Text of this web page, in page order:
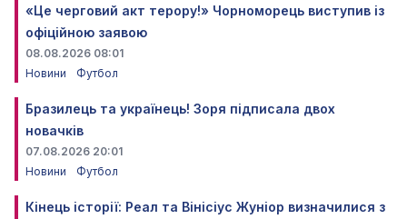
«Це черговий акт терору!» Чорноморець виступив із
офіційною заявою
08.08.2026 08:01
Новини
Футбол
Бразилець та українець! Зоря підписала двох
новачків
07.08.2026 20:01
Новини
Футбол
Кінець історії: Реал та Вінісіус Жуніор визначилися з